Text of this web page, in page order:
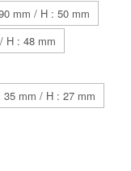
mm / H : 50 mm
H : 48 mm
mm / H : 27 mm